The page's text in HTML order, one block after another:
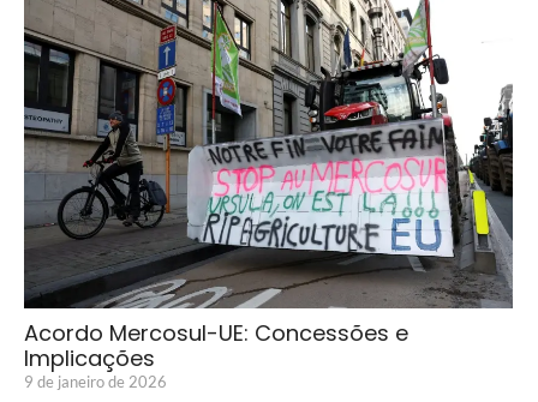
Acordo Mercosul-UE: Concessões e
Implicações
9 de janeiro de 2026